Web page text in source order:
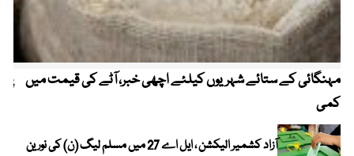
مہنگائی کے ستائے شہریوں کیلئے اچھی خبر، آٹے کی قیمت میں
کمی
آزاد کشمیر الیکشن ، ایل اے 27 میں مسلم لیگ (ن) کی نورین